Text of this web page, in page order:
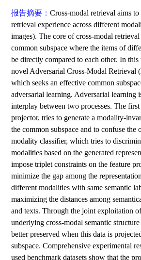
报告摘要： Cross-modal retrieval aims
retrieval experience across different
images). The core of cross-modal retrieval
common subspace where the items of
be directly compared to each other. In
novel Adversarial Cross-Modal Retrieval
which seeks an effective common
adversarial learning. Adversarial learning
interplay between two processes. The first
projector, tries to generate a modality-
the common subspace and to confuse the
modality classifier, which tries to
modalities based on the generated
impose triplet constraints on the feature
minimize the gap among the
different modalities with same semantic
maximizing the distances among
and texts. Through the joint exploitation
underlying cross-modal semantic
better preserved when this data is
subspace. Comprehensive experimental
used benchmark datasets show that the